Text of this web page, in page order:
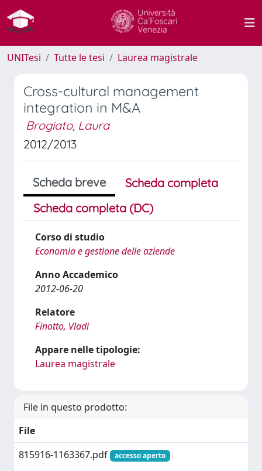
UNITesi Tutte le tesi Laurea magistrale
Cross-cultural management
integration in M&A
Brogiato, Laura
2012/2013
Scheda breve
Scheda completa
Scheda completa (DC)
Corso di studio
Economia e gestione delle aziende
Anno Accademico
2012-06-20
Relatore
Finotto, Vladi
Appare nelle tipologie:
Laurea magistrale
File in questo prodotto:
File
815916-1163367.pdf
accesso aperto